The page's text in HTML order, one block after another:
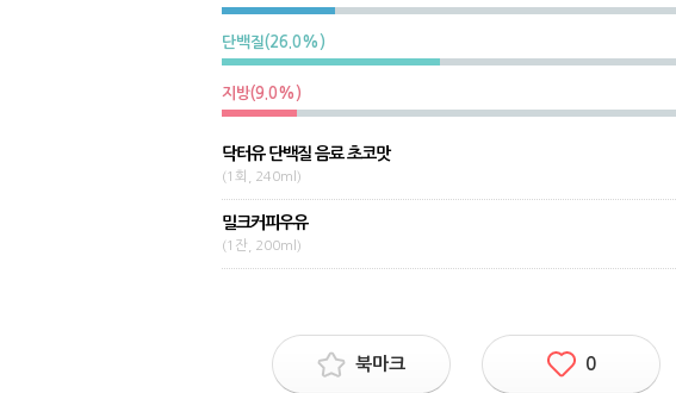
단백질(26.0%)
지방(9.0%)
닥터유 단백질 음료 초코맛
(1회, 240ml)
밀크커피우유
(1잔, 200ml)
북마크 0